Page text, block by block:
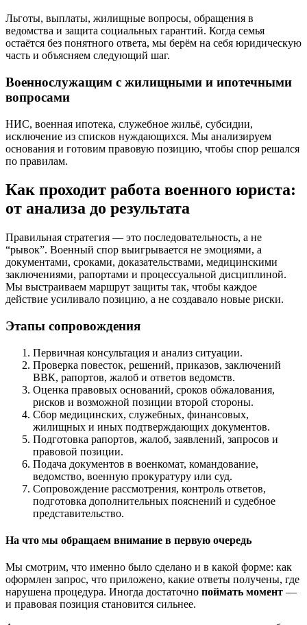
Льготы, выплаты, жилищные вопросы, обращения в
ведомства и защита социальных гарантий. Когда семья
остаётся без понятного ответа, мы берём на себя юридическую
часть и объясняем следующий шаг.
Военнослужащим с жилищными и ипотечными
вопросами
НИС, военная ипотека, служебное жильё, субсидии,
исключение из списков нуждающихся. Мы анализируем
основания и готовим правовую позицию, чтобы спор решался
по правилам.
Как проходит работа военного юриста:
от анализа до результата
Правильная стратегия — это последовательность, а не
“рывок”. Военный спор выигрывается не эмоциями, а
документами, сроками, доказательствами, медицинскими
заключениями, рапортами и процессуальной дисциплиной.
Мы выстраиваем маршрут защиты так, чтобы каждое
действие усиливало позицию, а не создавалo новые риски.
Этапы сопровождения
Первичная консультация и анализ ситуации.
Проверка повесток, решений, приказов, заключений
ВВК, рапортов, жалоб и ответов ведомств.
Оценка правовых оснований, сроков обжалования,
рисков и возможной позиции второй стороны.
Сбор медицинских, служебных, финансовых,
жилищных и иных подтверждающих документов.
Подготовка рапортов, жалоб, заявлений, запросов и
правовой позиции.
Подача документов в военкомат, командование,
ведомство, военную прокуратуру или суд.
Сопровождение рассмотрения, контроль ответов,
подготовка дополнительных пояснений и судебное
представительство.
На что мы обращаем внимание в первую очередь
Мы смотрим, что именно было сделано и в какой форме: как
оформлен запрос, что приложено, какие ответы получены, где
нарушена процедура. Иногда достаточно поймать момент —
и правовая позиция становится сильнее.